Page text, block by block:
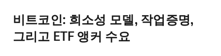
비트코인: 희소성 모델, 작업증명,
그리고 ETF 앵커 수요